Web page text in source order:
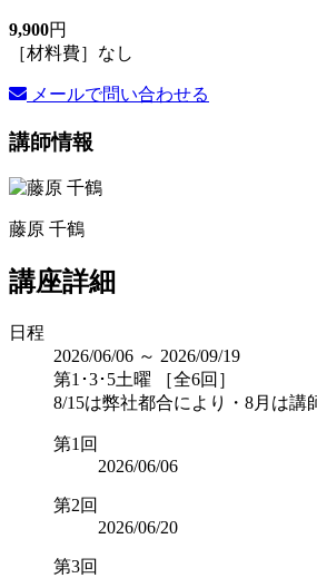
9,900円
［材料費］なし
メールで問い合わせる
講師情報
藤原 千鶴
講座詳細
日程
2026/06/06 ～ 2026/09/19
第1･3･5土曜 ［全6回］
8/15は弊社都合により・8月は講
第1回
2026/06/06
第2回
2026/06/20
第3回